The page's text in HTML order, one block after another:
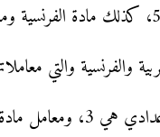
والتي معاملاتها
هو 2.